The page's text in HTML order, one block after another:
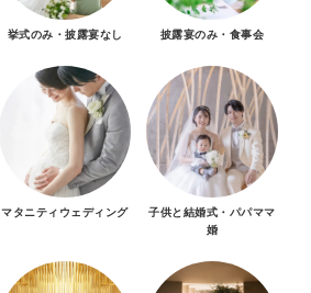
挙式のみ・披露宴なし 披露宴のみ・食事会
マタニティウェディング
子供と結婚式・パパママ
婚